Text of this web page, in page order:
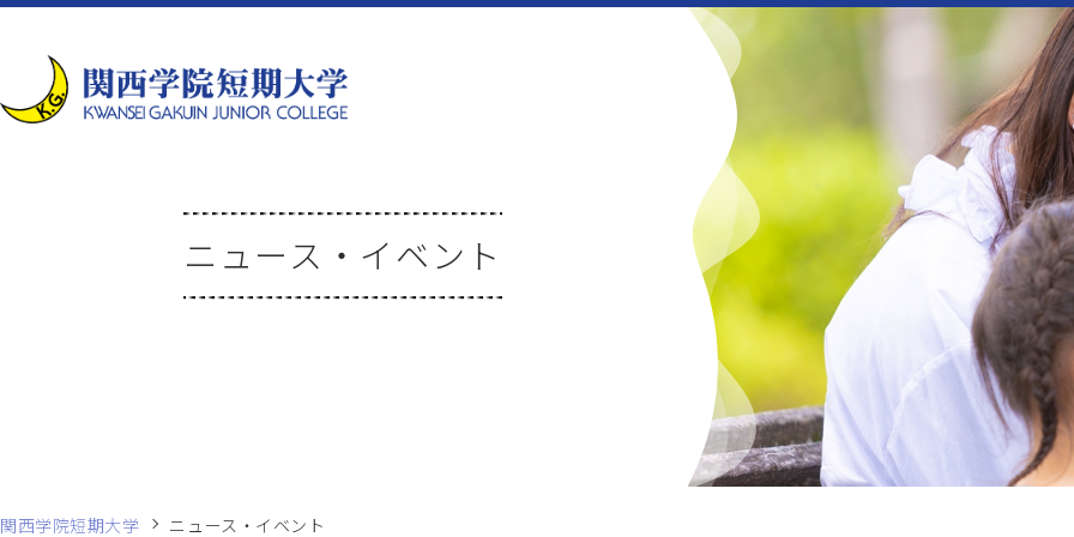
ニュース・イベント
関西学院短期大学 ニュース・イベント